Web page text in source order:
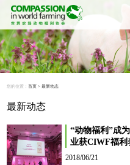
您的位置：首页 >最新动态
最新动态
“动物福利”成
业获CIWF福利
2018/06/21